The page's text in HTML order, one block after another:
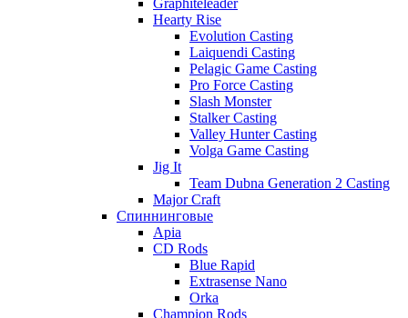
Hearty Rise
Evolution Casting
Laiquendi Casting
Pelagic Game Casting
Pro Force Casting
Slash Monster
Stalker Casting
Valley Hunter Casting
Volga Game Casting
Jig It
Team Dubna Generation 2 Casting
Major Craft
Спиннинговые
Apia
CD Rods
Blue Rapid
Extrasense Nano
Orka
Champion Rods